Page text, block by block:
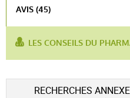
AVIS (45)
Voir l'attestation de
Avis soumis à un contrôle
LES CONSEILS DU
produit contient :
RECHERCHES